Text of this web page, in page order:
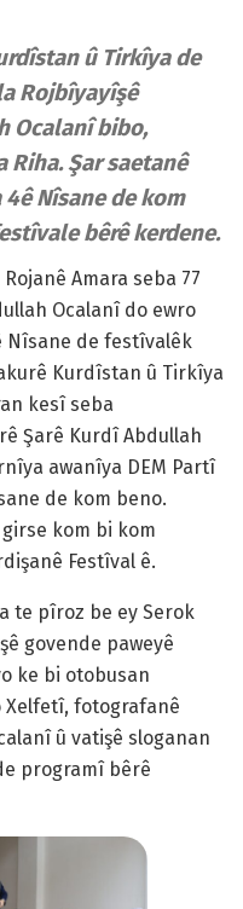
û Tirkîya de
Rojbîyayîşê
Ocalanî bibo,
Şar saetanê
Nîsane de kom
bêrê kerdene.
Amara seba 77
Ocalanî do ewro
Nîsane de festîvalêk
Kurdîstan û Tirkîya
kesî seba
Şarê Kurdî Abdullah
awanîya DEM Partî
de kom beno.
kom bi kom
Festîval ê.
te pîroz be ey Serok
govende paweyê
ke bi otobusan
fotografanê
û vatişê sloganan
programî bêrê